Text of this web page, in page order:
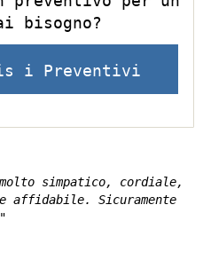
bisogno?
i Preventivi
simpatico, cordiale,
affidabile. Sicuramente